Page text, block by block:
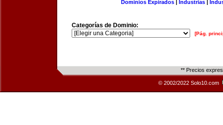
Dominios Expirados Industrias
Categorías de Dominio:
[Pág.
** Precios
© 2002/2022 Solo10.com